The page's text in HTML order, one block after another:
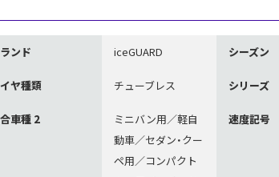
ンド iceGUARD シーズン
ヤ種類 チューブレス シリーズ
車種 2
ミニバン用／軽自
動車／セダン・クー
ペ用／コンパクト
速度記号